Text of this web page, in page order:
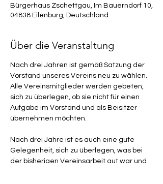
Bürgerhaus Zschettgau, Im Bauerndorf 10,
04838 Eilenburg, Deutschland
Über die Veranstaltung
Nach drei Jahren ist gemäß Satzung der
Vorstand unseres Vereins neu zu wählen.
Alle Vereinsmitglieder werden gebeten,
sich zu überlegen, ob sie nicht für einen
Aufgabe im Vorstand und als Beisitzer
übernehmen möchten.
Nach drei Jahre ist es auch eine gute
Gelegenheit, sich zu überlegen, was bei
der bisherigen Vereinsarbeit gut war und